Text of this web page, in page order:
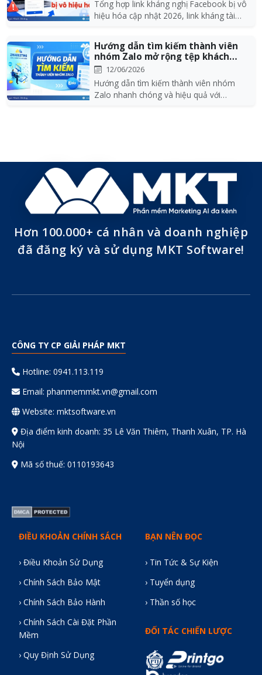
Tổng hợp link kháng nghị Facebook bị vô
hiệu hóa cập nhật 2026, link kháng tài
Hướng dẫn tìm kiếm thành viên
nhóm Zalo mở rộng tệp khách
hàng nhanh c...
12/06/2026
Hướng dẫn tìm kiếm thành viên nhóm
Zalo nhanh chóng và hiệu quả với
Hơn 100.000+ cá nhân và doanh nghiệp
đã đăng ký và sử dụng MKT Software!
CÔNG TY CP GIẢI PHÁP MKT
Hotline: 0941.113.119
Email: phanmemmkt.vn@gmail.com
Website: mktsoftware.vn
Địa điểm kinh doanh: 35 Lê Văn Thiêm, Thanh Xuân, TP. Hà
Nội
Mã số thuế: 0110193643
ĐIỀU KHOẢN CHÍNH SÁCH
› Điều Khoản Sử Dụng
› Chính Sách Bảo Mật
› Chính Sách Bảo Hành
› Chính Sách Cài Đặt Phần
Mềm
› Quy Định Sử Dụng
BẠN NÊN ĐỌC
› Tin Tức & Sự Kiện
› Tuyển dụng
› Thần số học
ĐỐI TÁC CHIẾN LƯỢC